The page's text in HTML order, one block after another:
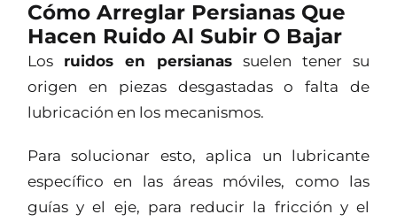
Cómo Arreglar Persianas Que
Hacen Ruido Al Subir O Bajar
Los ruidos en persianas suelen tener su
origen en piezas desgastadas o falta de
lubricación en los mecanismos.
Para solucionar esto, aplica un lubricante
específico en las áreas móviles, como las
guías y el eje, para reducir la fricción y el